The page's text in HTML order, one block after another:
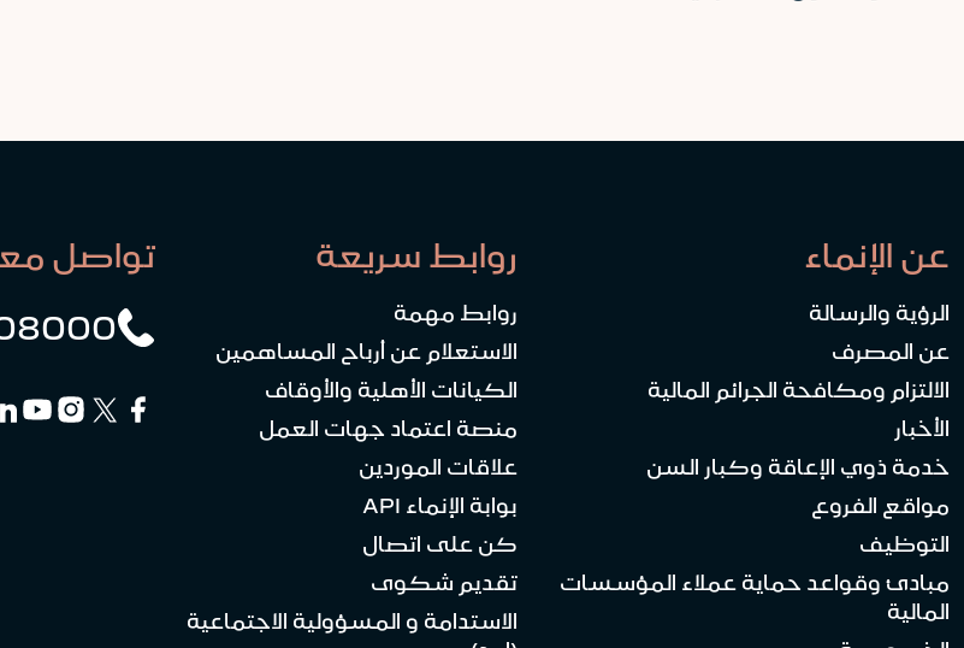
عن الإنماء
الرؤية والرسالة
عن المصرف
الالتزام ومكافحة الجرائم المالية
الأخبار
خدمة ذوي الإعاقة وكبار السن
مواقع الفروع
التوظيف
مبادئ وقواعد حماية عملاء المؤسسات
المالية
روابط سريعة
روابط مهمة
الاستعلام عن أرباح المساهمين
الكيانات الأهلية والأوقاف
منصة اعتماد جهات العمل
علاقات الموردين
بوابة الإنماء API
كن على اتصال
تقديم شكوى
الاستدامة و المسؤولية الاجتماعية
تواصل